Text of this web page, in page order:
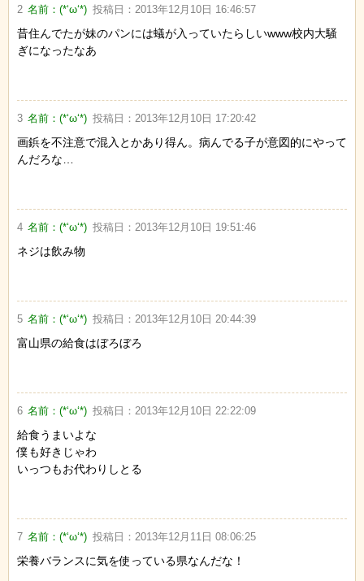
2 名前：(*‘ω‘*) 投稿日： 2013年12月10日 16:46:57
昔住んでたが妹のパンには蟻が入っていたらしいwww校内大騒
ぎになったなあ
3 名前：(*‘ω‘*) 投稿日： 2013年12月10日 17:20:42
画鋲を不注意で混入とかあり得ん。病んでる子が意図的にやって
んだろな…
4 名前：(*‘ω‘*) 投稿日： 2013年12月10日 19:51:46
ネジは飲み物
5 名前：(*‘ω‘*) 投稿日： 2013年12月10日 20:44:39
富山県の給食はぼろぼろ
6 名前：(*‘ω‘*) 投稿日： 2013年12月10日 22:22:09
給食うまいよな
僕も好きじゃわ
いっつもお代わりしとる
7 名前：(*‘ω‘*) 投稿日： 2013年12月11日 08:06:25
栄養バランスに気を使っている県なんだな！